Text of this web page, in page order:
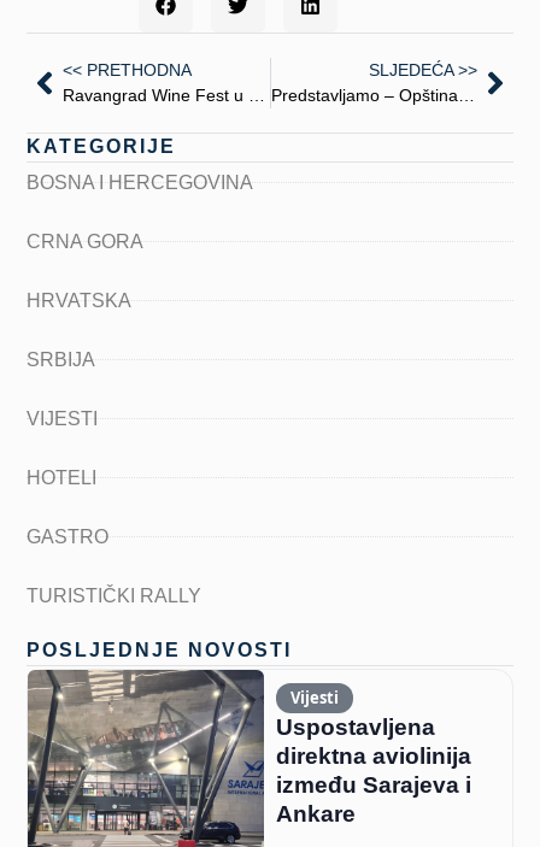
<< PRETHODNA
Ravangrad Wine Fest u Somboru
SLJEDEĆA >>
Predstavljamo – Opština Knjaževac
KATEGORIJE
BOSNA I HERCEGOVINA
CRNA GORA
HRVATSKA
SRBIJA
VIJESTI
HOTELI
GASTRO
TURISTIČKI RALLY
POSLJEDNJE NOVOSTI
Vijesti
Uspostavljena
direktna aviolinija
između Sarajeva i
Ankare